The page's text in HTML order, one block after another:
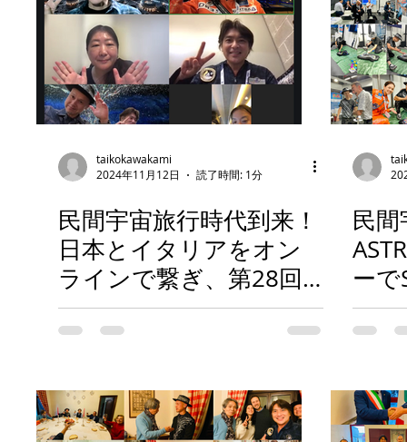
taikokawakami
2024年11月12日
読了時間: 1分
民間宇宙旅行時代到来！
日本とイタリアをオン
ラインで繋ぎ、第28回
ASTRAX月面シティ市民
会議を開催！
民
ー
ト
ア各
施！